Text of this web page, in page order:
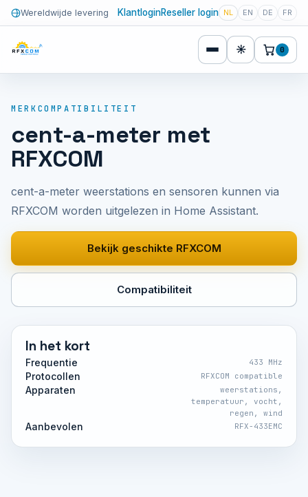
Wereldwijde levering KlantloginReseller login NL EN DE FR
☀ 0
MERKCOMPATIBILITEIT
cent-a-meter met
RFXCOM
cent-a-meter weerstations en sensoren kunnen via
RFXCOM worden uitgelezen in Home Assistant.
Bekijk geschikte RFXCOM
Compatibiliteit
In het kort
Frequentie 433 MHz
Protocollen RFXCOM compatible
Apparaten
weerstations,
temperatuur, vocht,
regen, wind
Aanbevolen RFX-433EMC